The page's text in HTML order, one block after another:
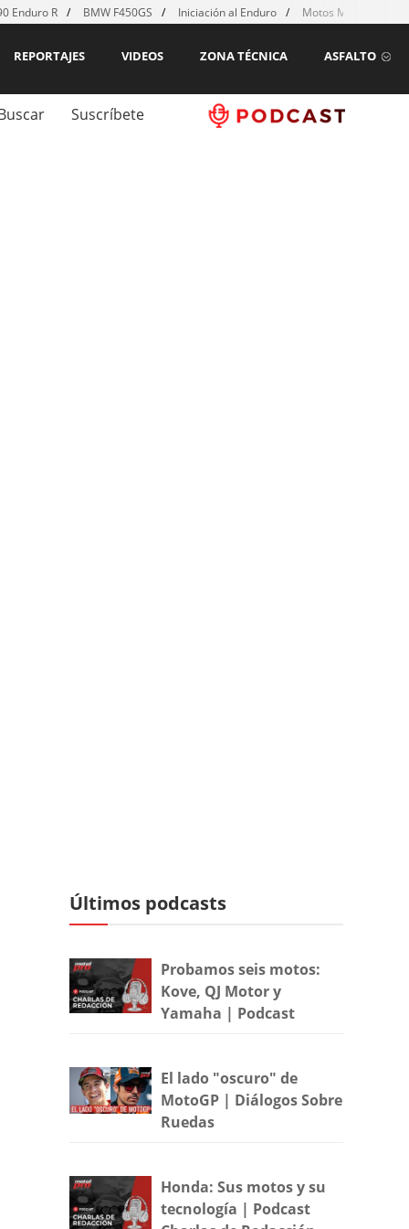
Enduro R BMW F450GS Iniciación al Enduro Motos MX para
ASFALTO
ZONA TÉCNICA
VIDEOS
REPORTAJES
Suscríbete
Últimos podcasts
Probamos seis motos:
Kove, QJ Motor y
Yamaha | Podcast
El lado "oscuro" de
MotoGP | Diálogos Sobre
Ruedas
Honda: Sus motos y su
tecnología | Podcast